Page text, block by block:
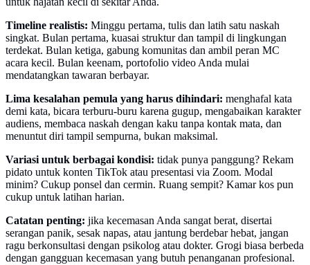
Timeline realistis: Minggu pertama, tulis dan latih satu naskah
singkat. Bulan pertama, kuasai struktur dan tampil di lingkungan
terdekat. Bulan ketiga, gabung komunitas dan ambil peran MC
acara kecil. Bulan keenam, portofolio video Anda mulai
mendatangkan tawaran berbayar.
Lima kesalahan pemula yang harus dihindari: menghafal kata
demi kata, bicara terburu-buru karena gugup, mengabaikan karakter
audiens, membaca naskah dengan kaku tanpa kontak mata, dan
menuntut diri tampil sempurna, bukan maksimal.
Variasi untuk berbagai kondisi: tidak punya panggung? Rekam
pidato untuk konten TikTok atau presentasi via Zoom. Modal
minim? Cukup ponsel dan cermin. Ruang sempit? Kamar kos pun
cukup untuk latihan harian.
Catatan penting: jika kecemasan Anda sangat berat, disertai
serangan panik, sesak napas, atau jantung berdebar hebat, jangan
ragu berkonsultasi dengan psikolog atau dokter. Grogi biasa berbeda
dengan gangguan kecemasan yang butuh penanganan profesional.